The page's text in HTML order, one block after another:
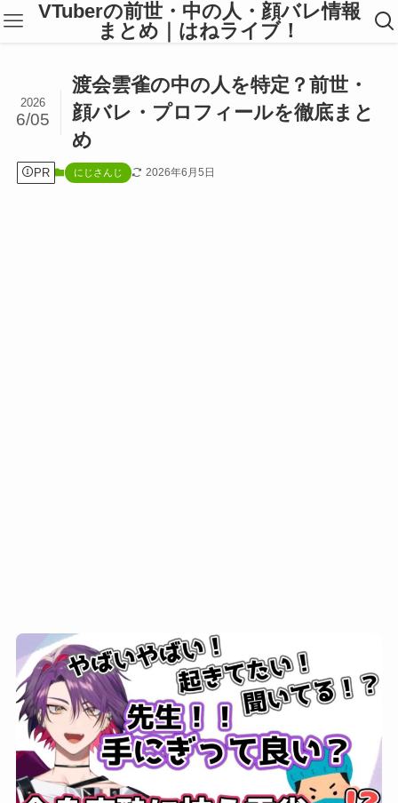
VTuberの前世・中の人・顔バレ情報
まとめ｜はねライブ！
渡会雲雀の中の人を特定？前世・
顔バレ・プロフィールを徹底まと
め
2026
6/05
PR にじさんじ 2026年6月5日